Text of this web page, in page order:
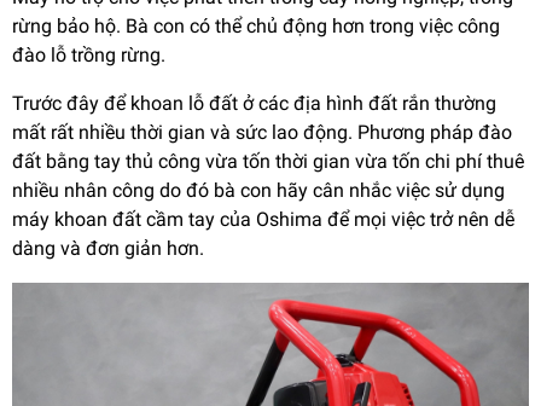
rừng bảo hộ. Bà con có thể chủ động hơn trong việc công
đào lỗ trồng rừng.
Trước đây để khoan lỗ đất ở các địa hình đất rắn thường
mất rất nhiều thời gian và sức lao động. Phương pháp đào
đất bằng tay thủ công vừa tốn thời gian vừa tốn chi phí thuê
nhiều nhân công do đó bà con hãy cân nhắc việc sử dụng
máy khoan đất cầm tay của Oshima để mọi việc trở nên dễ
dàng và đơn giản hơn.